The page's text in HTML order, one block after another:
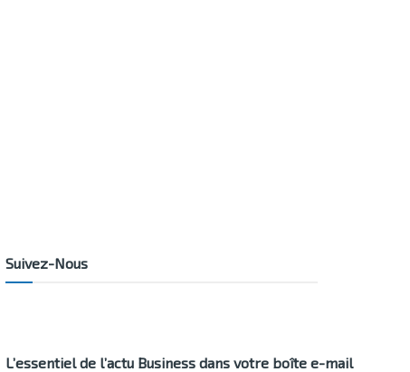
Suivez-Nous
L’essentiel de l’actu Business dans votre boîte e-mail